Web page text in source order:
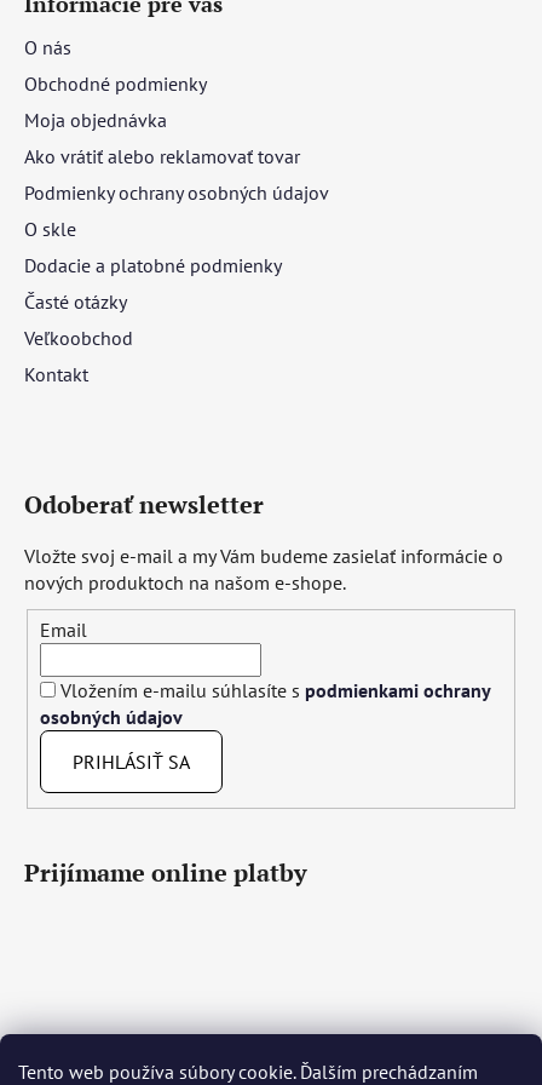
Tento web používa súbory cookie. Ďalším prechádzaním
O nás
Obchodné podmienky
Moja objednávka
Ako vrátiť alebo reklamovať tovar
Podmienky ochrany osobných údajov
O skle
Dodacie a platobné podmienky
Časté otázky
Veľkoobchod
Kontakt
Odoberať newsletter
Vložte svoj e-mail a my Vám budeme zasielať informácie o
nových produktoch na našom e-shope.
Email
Vložením e-mailu súhlasíte s podmienkami ochrany
osobných údajov
PRIHLÁSIŤ SA
Prijímame online platby
Čeština Slovenčina English Deutsch Magyar